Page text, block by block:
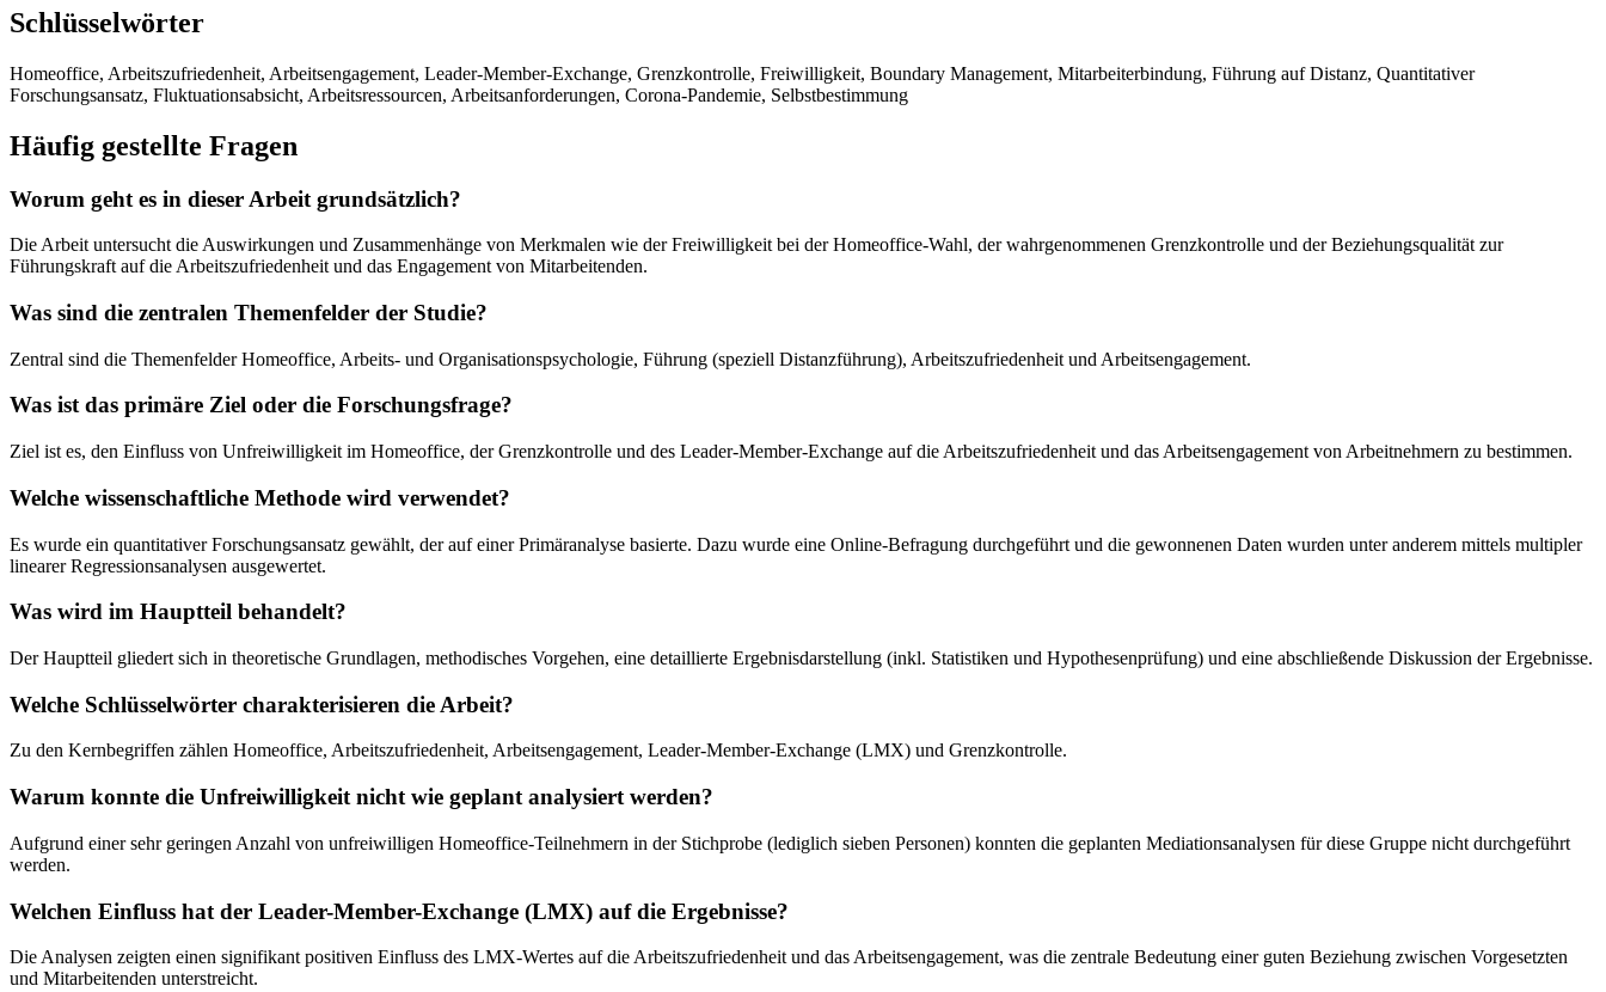
Schlüsselwörter
Homeoffice, Arbeitszufriedenheit, Arbeitsengagement, Leader-Member-Exchange, Grenzkontrolle, Freiwilligkeit, Boundary Management, Mitarbeiterbindung, Führung auf Distanz, Quantitativer
Forschungsansatz, Fluktuationsabsicht, Arbeitsressourcen, Arbeitsanforderungen, Corona-Pandemie, Selbstbestimmung
Häufig gestellte Fragen
Worum geht es in dieser Arbeit grundsätzlich?
Die Arbeit untersucht die Auswirkungen und Zusammenhänge von Merkmalen wie der Freiwilligkeit bei der Homeoffice-Wahl, der wahrgenommenen Grenzkontrolle und der Beziehungsqualität zur
Führungskraft auf die Arbeitszufriedenheit und das Engagement von Mitarbeitenden.
Was sind die zentralen Themenfelder der Studie?
Zentral sind die Themenfelder Homeoffice, Arbeits- und Organisationspsychologie, Führung (speziell Distanzführung), Arbeitszufriedenheit und Arbeitsengagement.
Was ist das primäre Ziel oder die Forschungsfrage?
Ziel ist es, den Einfluss von Unfreiwilligkeit im Homeoffice, der Grenzkontrolle und des Leader-Member-Exchange auf die Arbeitszufriedenheit und das Arbeitsengagement von Arbeitnehmern zu bestimmen.
Welche wissenschaftliche Methode wird verwendet?
Es wurde ein quantitativer Forschungsansatz gewählt, der auf einer Primäranalyse basierte. Dazu wurde eine Online-Befragung durchgeführt und die gewonnenen Daten wurden unter anderem mittels multipler
linearer Regressionsanalysen ausgewertet.
Was wird im Hauptteil behandelt?
Der Hauptteil gliedert sich in theoretische Grundlagen, methodisches Vorgehen, eine detaillierte Ergebnisdarstellung (inkl. Statistiken und Hypothesenprüfung) und eine abschließende Diskussion der Ergebnisse.
Welche Schlüsselwörter charakterisieren die Arbeit?
Zu den Kernbegriffen zählen Homeoffice, Arbeitszufriedenheit, Arbeitsengagement, Leader-Member-Exchange (LMX) und Grenzkontrolle.
Warum konnte die Unfreiwilligkeit nicht wie geplant analysiert werden?
Aufgrund einer sehr geringen Anzahl von unfreiwilligen Homeoffice-Teilnehmern in der Stichprobe (lediglich sieben Personen) konnten die geplanten Mediationsanalysen für diese Gruppe nicht durchgeführt
werden.
Welchen Einfluss hat der Leader-Member-Exchange (LMX) auf die Ergebnisse?
Die Analysen zeigten einen signifikant positiven Einfluss des LMX-Wertes auf die Arbeitszufriedenheit und das Arbeitsengagement, was die zentrale Bedeutung einer guten Beziehung zwischen Vorgesetzten
und Mitarbeitenden unterstreicht.